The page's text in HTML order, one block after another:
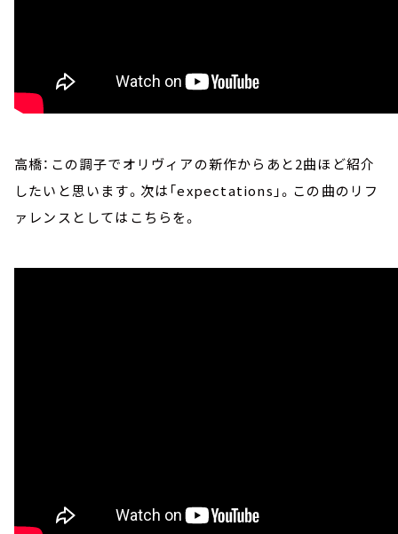
高橋：この調子でオリヴィアの新作からあと2曲ほど紹介
したいと思います。次は「expectations」。この曲のリフ
ァレンスとしてはこちらを。